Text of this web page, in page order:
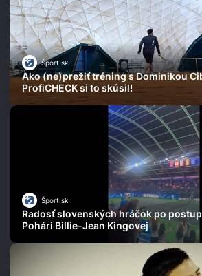
Šport.sk
Ako (ne)prežiť tréning s Dominikou
ProfiCHECK si to skúsil!
Šport.sk
Radosť slovenských hráčok po
Pohári Billie-Jean Kingovej